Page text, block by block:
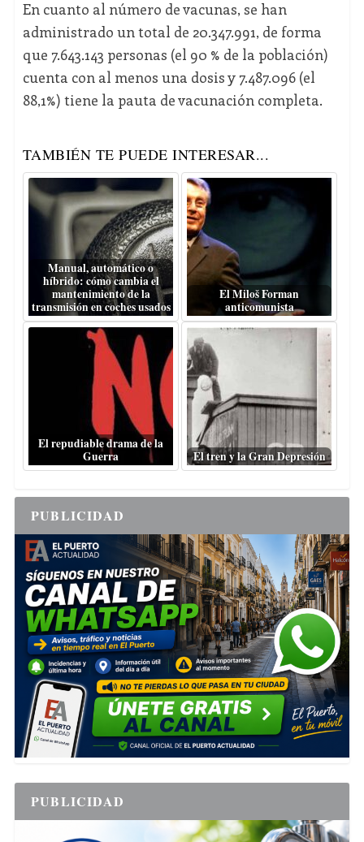
En cuanto al número de vacunas, se han
administrado un total de 20.347.991, de forma
que 7.643.143 personas (el 90 % de la población)
cuenta con al menos una dosis y 7.487.096 (el
88,1%) tiene la pauta de vacunación completa.
TAMBIÉN TE PUEDE INTERESAR...
Manual, automático o
híbrido: cómo cambia el
mantenimiento de la
transmisión en coches usados
El Miloš Forman
anticomunista
El repudiable drama de la
Guerra
El tren y la Gran Depresión
PUBLICIDAD
PUBLICIDAD